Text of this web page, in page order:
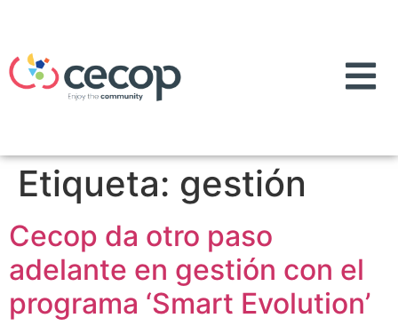
Etiqueta: gestión
Cecop da otro paso
adelante en gestión con el
programa ‘Smart Evolution’